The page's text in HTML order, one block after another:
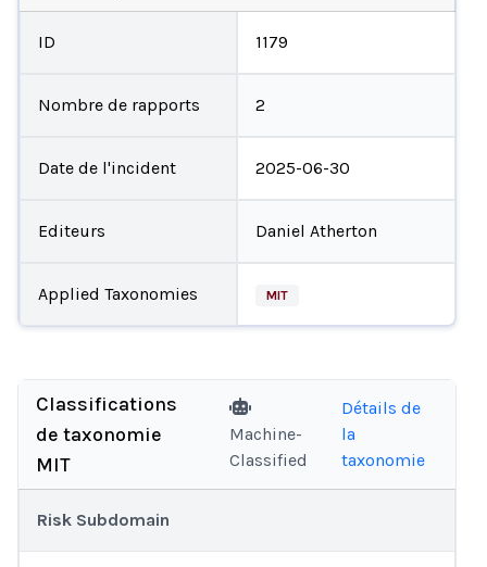
ID 1179
Nombre de rapports 2
Date de l'incident 2025-06-30
Editeurs Daniel Atherton
Applied Taxonomies MIT
Classifications
de taxonomie
MIT
Machine-
Classified
Détails de
la
taxonomie
Risk Subdomain